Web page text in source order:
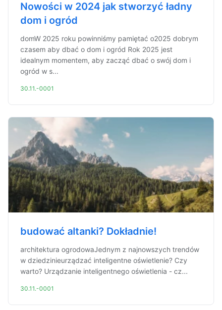
Nowości w 2024 jak stworzyć ładny
dom i ogród
domW 2025 roku powinniśmy pamiętać o2025 dobrym
czasem aby dbać o dom i ogród Rok 2025 jest
idealnym momentem, aby zacząć dbać o swój dom i
ogród w s...
30.11.-0001
budować altanki? Dokładnie!
architektura ogrodowaJednym z najnowszych trendów
w dziedzinieurządzać inteligentne oświetlenie? Czy
warto? Urządzanie inteligentnego oświetlenia - cz...
30.11.-0001